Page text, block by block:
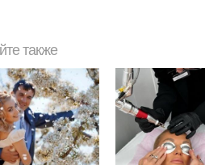
также